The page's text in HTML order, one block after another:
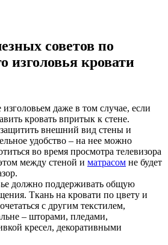
советов по
изголовья кровати
даже в том случае, если
кровать впритык к стене.
внешний вид стены и
удобство – на нее можно
во время просмотра телевизора
между стеной и матрасом не будет
должно поддерживать общую
Ткань на кровати по цвету и
с другим текстилем,
– шторами, пледами,
кресел, декоративными